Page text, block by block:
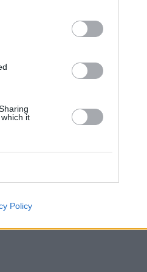
it
Policy
η χρήση
της
και
αρμόδιες
την